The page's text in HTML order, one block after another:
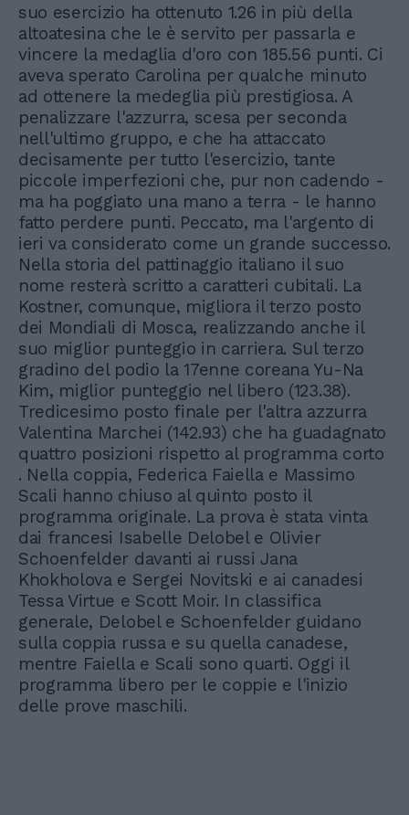
suo esercizio ha ottenuto 1.26 in più della
altoatesina che le è servito per passarla e
vincere la medaglia d'oro con 185.56 punti. Ci
aveva sperato Carolina per qualche minuto
ad ottenere la medeglia più prestigiosa. A
penalizzare l'azzurra, scesa per seconda
nell'ultimo gruppo, e che ha attaccato
decisamente per tutto l'esercizio, tante
piccole imperfezioni che, pur non cadendo -
ma ha poggiato una mano a terra - le hanno
fatto perdere punti. Peccato, ma l'argento di
ieri va considerato come un grande successo.
Nella storia del pattinaggio italiano il suo
nome resterà scritto a caratteri cubitali. La
Kostner, comunque, migliora il terzo posto
dei Mondiali di Mosca, realizzando anche il
suo miglior punteggio in carriera. Sul terzo
gradino del podio la 17enne coreana Yu-Na
Kim, miglior punteggio nel libero (123.38).
Tredicesimo posto finale per l'altra azzurra
Valentina Marchei (142.93) che ha guadagnato
quattro posizioni rispetto al programma corto
. Nella coppia, Federica Faiella e Massimo
Scali hanno chiuso al quinto posto il
programma originale. La prova è stata vinta
dai francesi Isabelle Delobel e Olivier
Schoenfelder davanti ai russi Jana
Khokholova e Sergei Novitski e ai canadesi
Tessa Virtue e Scott Moir. In classifica
generale, Delobel e Schoenfelder guidano
sulla coppia russa e su quella canadese,
mentre Faiella e Scali sono quarti. Oggi il
programma libero per le coppie e l'inizio
delle prove maschili.